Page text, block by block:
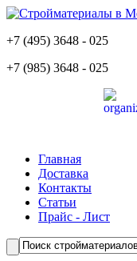
+7 (495) 3648 - 025
+7 (985) 3648 - 025
Главная
Доставка
Контакты
Статьи
Прайс - Лист